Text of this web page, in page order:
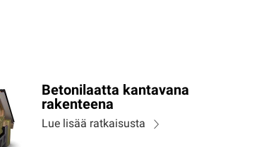
Betonilaatta kantavana
rakenteena
Lue lisää ratkaisusta